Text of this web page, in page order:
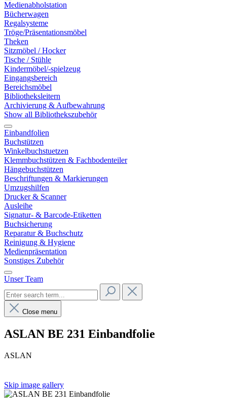
Medienabholstation
Bücherwagen
Regalsysteme
Tröge/Präsentationsmöbel
Theken
Sitzmöbel / Hocker
Tische / Stühle
Kindermöbel/-spielzeug
Eingangsbereich
Bereichsmöbel
Bibliotheksleitern
Archivierung & Aufbewahrung
Show all Bibliothekszubehör
Einbandfolien
Buchstützen
Winkelbuchstuetzen
Klemmbuchstützen & Fachbodenteiler
Hängebuchstützen
Beschriftungen & Markierungen
Umzugshilfen
Drucker & Scanner
Ausleihe
Signatur- & Barcode-Etiketten
Buchsicherung
Reparatur & Buchschutz
Reinigung & Hygiene
Medienpräsentation
Sonstiges Zubehör
Unser Team
Close menu
ASLAN BE 231 Einbandfolie
ASLAN
Skip image gallery